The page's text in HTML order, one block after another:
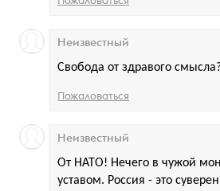
Свобода от здравого
Неизвестный
Пожаловаться
От НАТО! Нечего в чужой
уставом. Россия - это
Неизвестный